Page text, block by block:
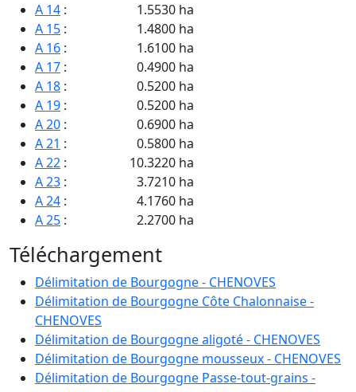
A 14 :
1.5530 ha
A 15 :
1.4800 ha
A 16 :
1.6100 ha
A 17 :
0.4900 ha
A 18 :
0.5200 ha
A 19 :
0.5200 ha
A 20 :
0.6900 ha
A 21 :
0.5800 ha
A 22 :
10.3220 ha
A 23 :
3.7210 ha
A 24 :
4.1760 ha
A 25 :
2.2700 ha
A 27:
1.3600 ha
A 28:
1.1080 ha
A 29:
2.5100 ha
A 30:
A 31:
17.6000 ha
A 32:
2.0650 ha
A 33:
3.8060 ha
Téléchargement
Délimitation de Bourgogne - CHENOVES
Délimitation de Bourgogne Côte Chalonnaise -
CHENOVES
Délimitation de Bourgogne aligoté - CHENOVES
Délimitation de Bourgogne mousseux - CHENOVES
Délimitation de Bourgogne Passe-tout-grains -